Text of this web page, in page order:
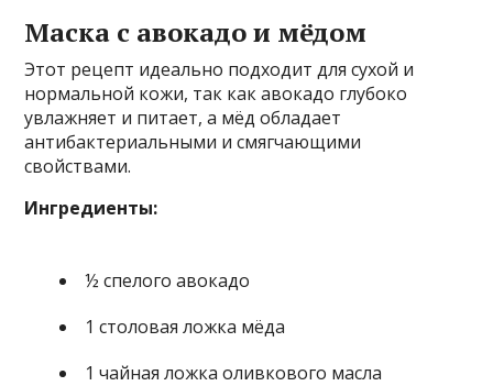
Маска с авокадо и мёдом
Этот рецепт идеально подходит для сухой и
нормальной кожи, так как авокадо глубоко
увлажняет и питает, а мёд обладает
антибактериальными и смягчающими
свойствами.
Ингредиенты:
½ спелого авокадо
1 столовая ложка мёда
1 чайная ложка оливкового масла